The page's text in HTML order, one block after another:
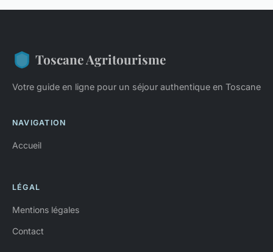
Toscane Agritourisme
Votre guide en ligne pour un séjour authentique en Toscane
NAVIGATION
Accueil
LÉGAL
Mentions légales
Contact